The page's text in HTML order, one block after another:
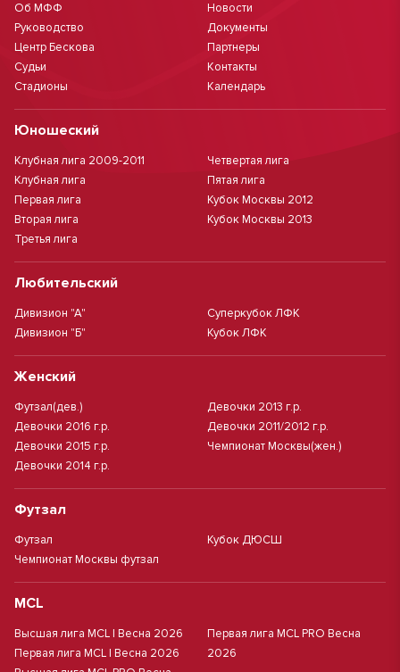
Об МФФ
Руководство
Центр Бескова
Судьи
Стадионы
Новости
Документы
Партнеры
Контакты
Календарь
Юношеский
Клубная лига 2009-2011
Клубная лига
Первая лига
Вторая лига
Третья лига
Четвертая лига
Пятая лига
Кубок Москвы 2012
Кубок Москвы 2013
Любительский
Дивизион "А"
Дивизион "Б"
Суперкубок ЛФК
Кубок ЛФК
Женский
Футзал(дев.)
Девочки 2016 г.р.
Девочки 2015 г.р.
Девочки 2014 г.р.
Девочки 2013 г.р.
Девочки 2011/2012 г.р.
Чемпионат Москвы(жен.)
Футзал
Футзал
Чемпионат Москвы футзал
Кубок ДЮСШ
MCL
Высшая лига MCL | Весна 2026
Первая лига MCL | Весна 2026
Первая лига MCL PRO Весна
2026